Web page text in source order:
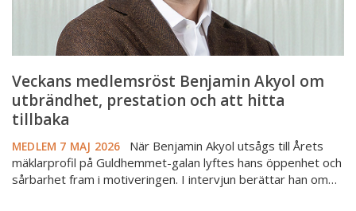
Veckans medlemsröst Benjamin Akyol om
utbrändhet, prestation och att hitta
tillbaka
MEDLEM 7 MAJ 2026
När Benjamin Akyol utsågs till Årets
mäklarprofil på Guldhemmet-galan lyftes hans öppenhet och
sårbarhet fram i motiveringen. I intervjun berättar han om…